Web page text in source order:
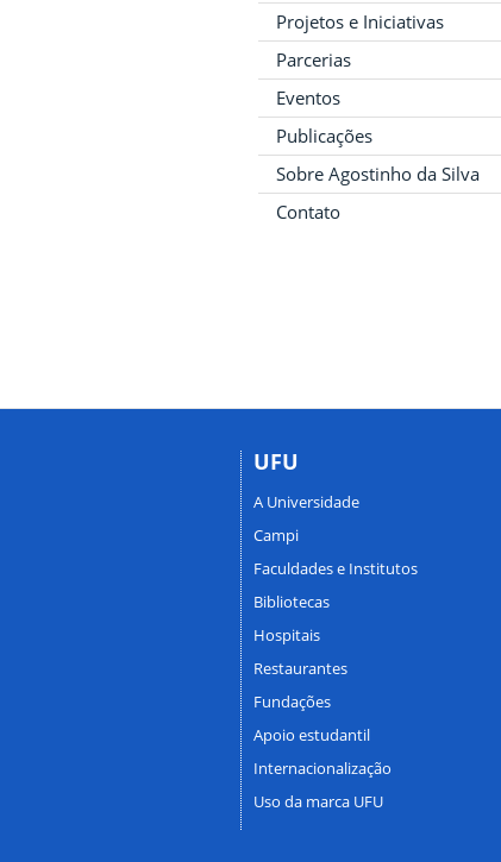
Projetos e Iniciativas
Parcerias
Eventos
Publicações
Sobre Agostinho da Silva
Contato
UFU
A Universidade
Campi
Faculdades e Institutos
Bibliotecas
Hospitais
Restaurantes
Fundações
Apoio estudantil
Internacionalização
Uso da marca UFU